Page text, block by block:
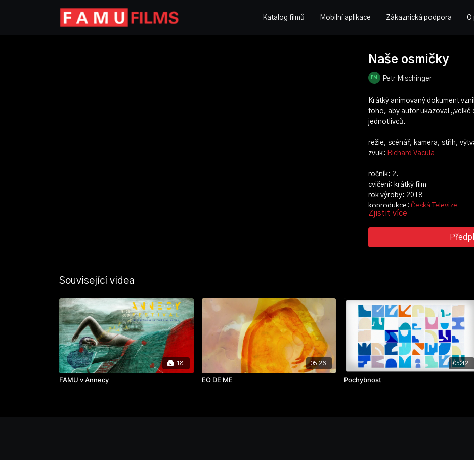
Katalog filmů Mobilní aplikace Zákaznická podpora O
Naše osmičky
Petr Mischinger
Krátký animovaný dokument
toho, aby autor ukazoval „velké
jednotlivců.
režie, scénář, kamera, střih,
zvuk: Richard Vacula
ročník: 2.
cvičení: krátký film
rok výroby: 2018
koprodukce: Česká Televize
Zjistit více
Související videa
18
FAMU v Annecy
05:26
EO DE ME
05:42
Pochybnost